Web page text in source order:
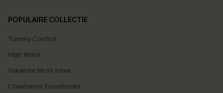
POPULAIRE COLLECTIE
Tummy Control
High Waist
Vakantie Must-have
Charmante Feestlooks